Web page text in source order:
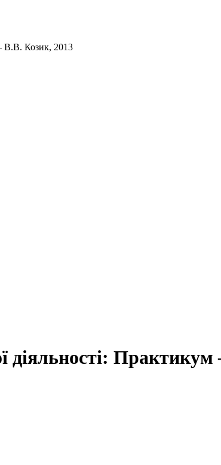
В.В. Козик, 2013
діяльності: